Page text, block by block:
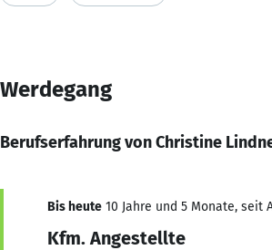
Werdegang
Berufserfahrung von Christine
Bis heute 10 Jahre und 5 Monate, seit
Kfm. Angestellte